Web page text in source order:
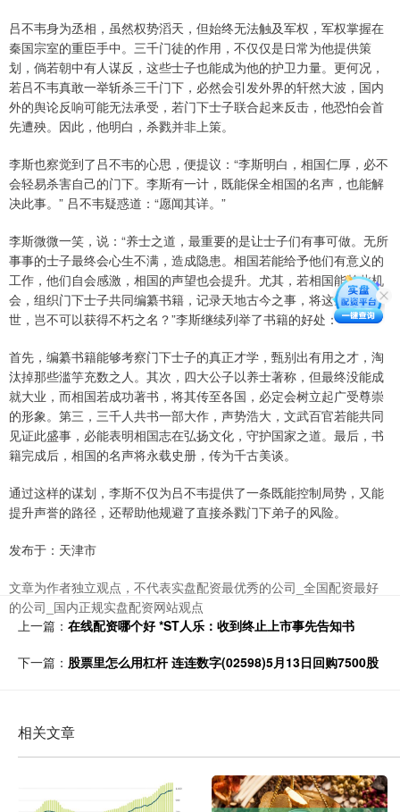
吕不韦身为丞相，虽然权势滔天，但始终无法触及军权，军权掌握在
秦国宗室的重臣手中。三千门徒的作用，不仅仅是日常为他提供策
划，倘若朝中有人谋反，这些士子也能成为他的护卫力量。更何况，
若吕不韦真敢一举斩杀三千门下，必然会引发外界的轩然大波，国内
外的舆论反响可能无法承受，若门下士子联合起来反击，他恐怕会首
先遭殃。因此，他明白，杀戮并非上策。
李斯也察觉到了吕不韦的心思，便提议：“李斯明白，相国仁厚，必不
会轻易杀害自己的门下。李斯有一计，既能保全相国的名声，也能解
决此事。” 吕不韦疑惑道：“愿闻其详。”
李斯微微一笑，说：“养士之道，最重要的是让士子们有事可做。无所
事事的士子最终会心生不满，造成隐患。相国若能给予他们有意义的
工作，他们自会感激，相国的声望也会提升。尤其，若相国能趁此机
会，组织门下士子共同编纂书籍，记录天地古今之事，将这些智慧传
世，岂不可以获得不朽之名？”李斯继续列举了书籍的好处：
首先，编纂书籍能够考察门下士子的真正才学，甄别出有用之才，淘
汰掉那些滥竽充数之人。其次，四大公子以养士著称，但最终没能成
就大业，而相国若成功著书，将其传至各国，必定会树立起广受尊崇
的形象。第三，三千人共书一部大作，声势浩大，文武百官若能共同
见证此盛事，必能表明相国志在弘扬文化，守护国家之道。最后，书
籍完成后，相国的名声将永载史册，传为千古美谈。
通过这样的谋划，李斯不仅为吕不韦提供了一条既能控制局势，又能
提升声誉的路径，还帮助他规避了直接杀戮门下弟子的风险。
发布于：天津市
文章为作者独立观点，不代表实盘配资最优秀的公司_全国配资最好
的公司_国内正规实盘配资网站观点
上一篇： 在线配资哪个好 *ST人乐：收到终止上市事先告知书
下一篇： 股票里怎么用杠杆 连连数字(02598)5月13日回购7500股
相关文章